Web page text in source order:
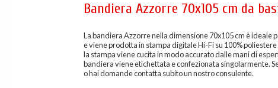
Bandiera Azzorre 70x105 cm da
La bandiera Azzorre nella dimensione 70x105 cm è ideale
e viene prodotta in stampa digitale Hi-Fi su 100%
la stampa viene cucita in modo accurato dalle mani di
bandiera viene etichettata e confezionata singolarmente.
o hai domande contatta subito un nostro consulente.